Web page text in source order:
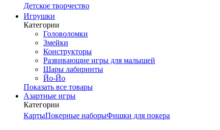
Детское творчество
Игрушки
Категории
Головоломки
Змейки
Конструкторы
Развивающие игры для малышей
Шары лабиринты
Йо-Йо
Показать все товары
Азартные игры
Категории
КартыПокерные наборыФишки для покера